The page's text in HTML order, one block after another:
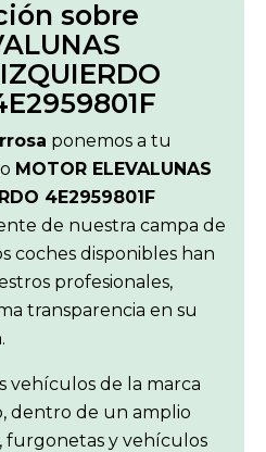
sobre
ponemos a tu
MOTOR ELEVALUNAS
4E2959801F
de nuestra campa de
coches disponibles han
profesionales,
transparencia en su
vehículos de la marca
dentro de un amplio
furgonetas y vehículos